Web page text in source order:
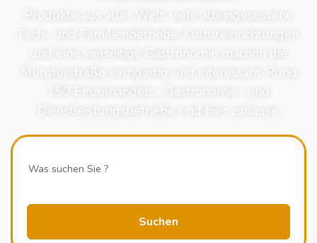
Produkte aus aller Welt, viele alteingesessene
Fach- und Familienbetriebe, Kultureinrichtungen
und eine vielseitige Gastronomie machen die
Münsterstraße einzigartig und interessant. Rund
150 Einzelhandels-, Gastronomie- und
Dienstleistungsbetriebe sind hier zuhause.
Suchen